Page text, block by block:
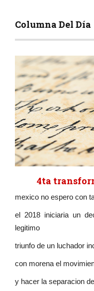
Columna Del Día
4ta
mexico no espero con
el 2018 iniciaria un
legitimo
triunfo de un luchador
con morena el
y hacer la separacion